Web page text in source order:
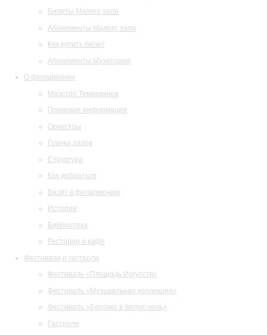
Билеты Малого зала
Абонементы Малого зала
Как купить билет
Абонементы Музитория
О филармонии
Маэстро Темирканов
Правовая информация
Оркестры
Планы залов
Структура
Как добраться
Визит в филармонию
История
Библиотека
Ресторан и кафе
Фестивали и гастроли
Фестиваль «Площадь Искусств»
Фестиваль «Музыкальная коллекция»
Фестиваль «Барокко в белую ночь»
Гастроли